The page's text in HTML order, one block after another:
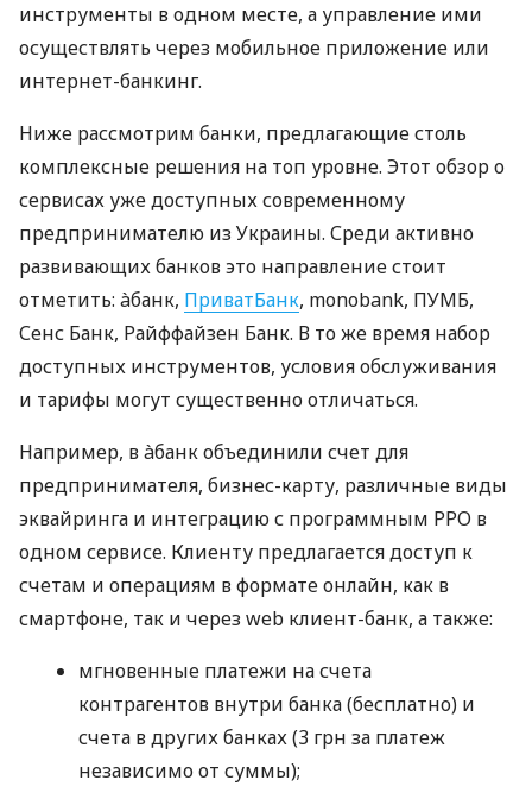
инструменты в одном месте, а управление ими
осуществлять через мобильное приложение или
интернет-банкинг.
Ниже рассмотрим банки, предлагающие столь
комплексные решения на топ уровне. Этот обзор о
сервисах уже доступных современному
предпринимателю из Украины. Среди активно
развивающих банков это направление стоит
отметить: àбанк, ПриватБанк, monobank, ПУМБ,
Сенс Банк, Райффайзен Банк. В то же время набор
доступных инструментов, условия обслуживания
и тарифы могут существенно отличаться.
Например, в àбанк объединили счет для
предпринимателя, бизнес-карту, различные виды
эквайринга и интеграцию с программным РРО в
одном сервисе. Клиенту предлагается доступ к
счетам и операциям в формате онлайн, как в
смартфоне, так и через web клиент-банк, а также:
мгновенные платежи на счета
контрагентов внутри банка (бесплатно) и
счета в других банках (3 грн за платеж
независимо от суммы);